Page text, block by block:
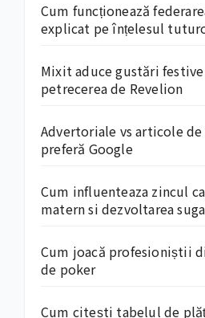
Cum funcționează
explicat pe înțelesul
Mixit aduce gustări
petrecerea de Revelion
Advertoriale vs articole
preferă Google
Cum influenteaza zincul
matern si dezvoltarea
Cum joacă profesioniștii
de poker
Cum citești tabelul de